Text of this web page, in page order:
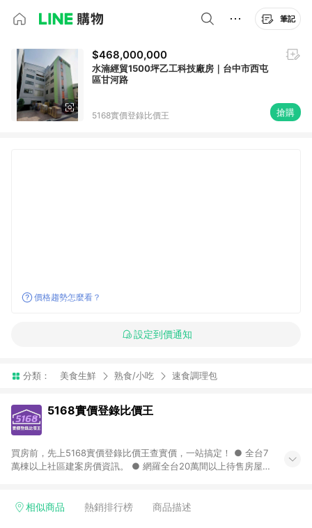
筆記
$468,000,000
水湳經貿1500坪乙工科技廠房｜台中市西屯
區甘河路
5168實價登錄比價王 搶購
價格趨勢怎麼看？
設定到價通知
分類： 美食生鮮 熟食/小吃 速食調理包
5168實價登錄比價王
買房前，先上5168實價登錄比價王查實價，一站搞定！ ● 全台7
萬棟以上社區建案房價資訊。 ● 網羅全台20萬間以上待售房屋，
器人，24小時在線查。
相似商品 熱銷排行榜 商品描述